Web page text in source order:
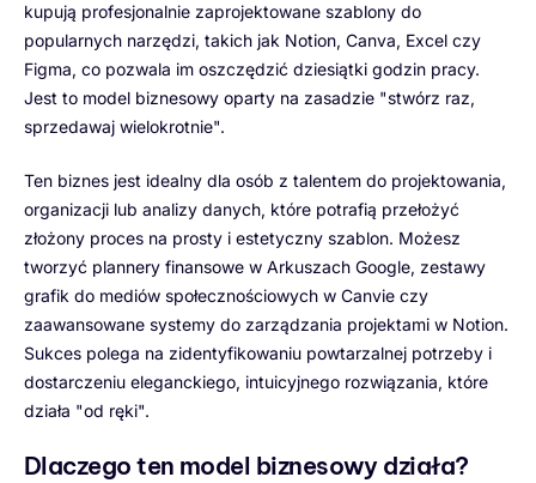
kupują profesjonalnie zaprojektowane szablony do
popularnych narzędzi, takich jak Notion, Canva, Excel czy
Figma, co pozwala im oszczędzić dziesiątki godzin pracy.
Jest to model biznesowy oparty na zasadzie "stwórz raz,
sprzedawaj wielokrotnie".
Ten biznes jest idealny dla osób z talentem do projektowania,
organizacji lub analizy danych, które potrafią przełożyć
złożony proces na prosty i estetyczny szablon. Możesz
tworzyć plannery finansowe w Arkuszach Google, zestawy
grafik do mediów społecznościowych w Canvie czy
zaawansowane systemy do zarządzania projektami w Notion.
Sukces polega na zidentyfikowaniu powtarzalnej potrzeby i
dostarczeniu eleganckiego, intuicyjnego rozwiązania, które
działa "od ręki".
Dlaczego ten model biznesowy działa?